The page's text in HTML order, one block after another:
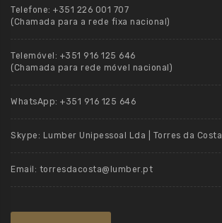
Telefone: +351 226 001 707
(Chamada para a rede fixa nacional)
Telemóvel: +351 916 125 646
(Chamada para rede móvel nacional)
WhatsApp: +351 916 125 646
Skype: Lumber Unipessoal Lda | Torres da Costa
Email: torresdacosta@lumber.pt